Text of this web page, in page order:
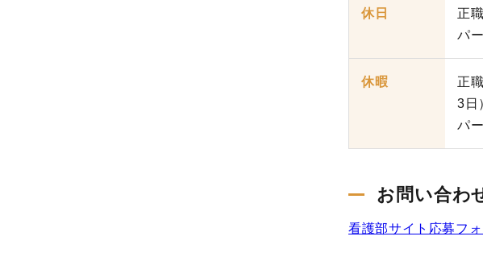
休日
正
パ
休暇
正
3日
パ
お問い合わ
看護部サイト応募フ